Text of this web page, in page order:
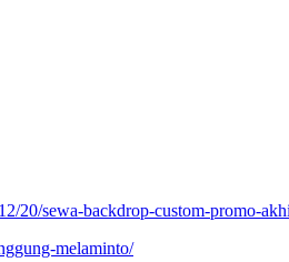
20/sewa-backdrop-custom-promo-
melaminto/